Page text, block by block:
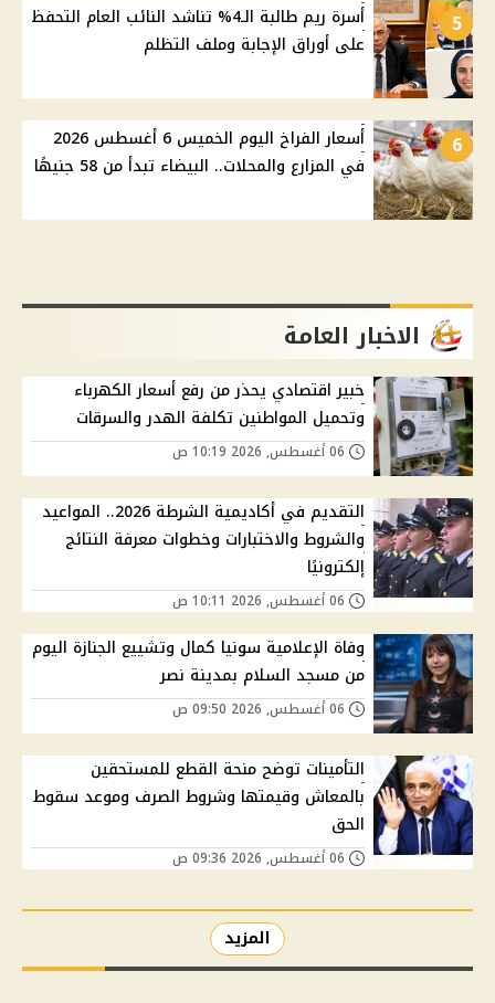
5
أسرة ريم طالبة الـ4% تناشد النائب العام التحفظ
على أوراق الإجابة وملف التظلم
6
أسعار الفراخ اليوم الخميس 6 أغسطس 2026
في المزارع والمحلات.. البيضاء تبدأ من 58 جنيهًا
الاخبار العامة
خبير اقتصادي يحذر من رفع أسعار الكهرباء
وتحميل المواطنين تكلفة الهدر والسرقات
التقديم في أكاديمية الشرطة 2026.. المواعيد
والشروط والاختبارات وخطوات معرفة النتائج
إلكترونيًا
وفاة الإعلامية سونيا كمال وتشييع الجنازة اليوم
من مسجد السلام بمدينة نصر
التأمينات توضح منحة القطع للمستحقين
بالمعاش وقيمتها وشروط الصرف وموعد سقوط
الحق
المزيد